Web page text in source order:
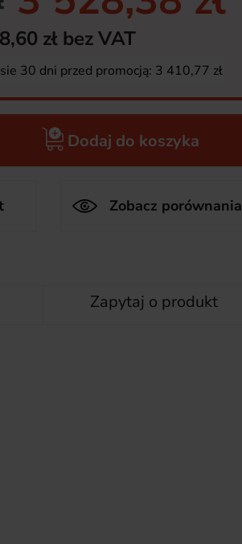
zł bez VAT
30 dni przed promocją: 3 410,77 zł
Dodaj do koszyka
Zobacz porównania
Zapytaj o produkt